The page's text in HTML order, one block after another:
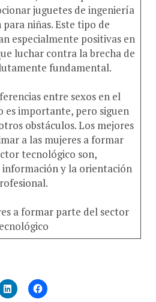
juguetes de ingeniería
niñas. Este tipo de
especialmente positivas en
luchar contra la brecha de
fundamental.
entre sexos en el
es importante, pero siguen
obstáculos. Los mejores
a las mujeres a formar
tecnológico son,
y la orientación
a formar parte del sector